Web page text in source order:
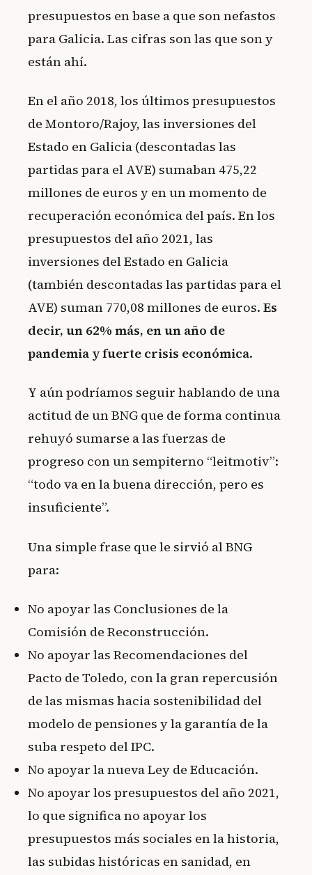
presupuestos en base a que son nefastos
para Galicia. Las cifras son las que son y
están ahí.
En el año 2018, los últimos presupuestos
de Montoro/Rajoy, las inversiones del
Estado en Galicia (descontadas las
partidas para el AVE) sumaban 475,22
millones de euros y en un momento de
recuperación económica del país. En los
presupuestos del año 2021, las
inversiones del Estado en Galicia
(también descontadas las partidas para el
AVE) suman 770,08 millones de euros. Es
decir, un 62% más, en un año de
pandemia y fuerte crisis económica.
Y aún podríamos seguir hablando de una
actitud de un BNG que de forma continua
rehuyó sumarse a las fuerzas de
progreso con un sempiterno “leitmotiv”:
“todo va en la buena dirección, pero es
insuficiente”.
Una simple frase que le sirvió al BNG
para:
No apoyar las Conclusiones de la
Comisión de Reconstrucción.
No apoyar las Recomendaciones del
Pacto de Toledo, con la gran repercusión
de las mismas hacia sostenibilidad del
modelo de pensiones y la garantía de la
suba respeto del IPC.
No apoyar la nueva Ley de Educación.
No apoyar los presupuestos del año 2021,
lo que significa no apoyar los
presupuestos más sociales en la historia,
las subidas históricas en sanidad, en